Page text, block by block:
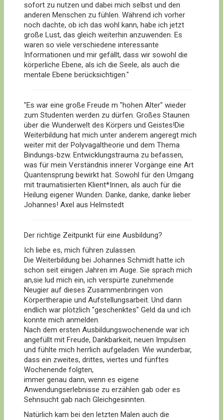
sofort zu nutzen und dabei mich selbst und den
anderen Menschen zu fühlen. Während ich vorher
noch dachte, ob ich das wohl kann, habe ich jetzt
große Lust, das gleich weiterhin anzuwenden. Es
waren so viele verschiedene interessante
Informationen und mir gefällt, dass wir sowohl die
körperliche Ebene, als ich die Seele, als auch die
mentale Ebene berücksichtigen."
"Es war eine große Freude m "hohen Alter" wieder
zum Studenten werden zu dürfen. Großes Staunen
über die Wunderwelt des Körpers und Geistes!Die
Weiterbildung hat mich unter anderem angeregt mich
weiter mit der Polyvagaltheorie und dem Thema
Bindungs-bzw. Entwicklungstrauma zu befassen,
was für mein Verständnis innerer Vorgänge eine Art
Quantensprung bewirkt hat. Sowohl für den Umgang
mit traumatisierten Klient*Innen, als auch für die
Heilung eigener Wunden. Danke, danke, danke lieber
Johannes! Axel aus Helmstedt
Der richtige Zeitpunkt für eine Ausbildung?
Ich liebe es, mich führen zulassen.
Die Weiterbildung bei Johannes Schmidt hatte ich
schon seit einigen Jahren im Auge. Sie sprach mich
an,sie lud mich ein, ich verspürte zunehmende
Neugier auf dieses Zusammenbringen von
Körpertherapie und Aufstellungsarbeit. Und dann
endlich war plötzlich "geschenktes" Geld da und ich
konnte mich anmelden.
Nach dem ersten Ausbildungswochenende war ich
angefüllt mit Freude, Dankbarkeit, neuen Impulsen
und fühlte mich herrlich aufgeladen. Wie wunderbar,
dass ein zweites, drittes, viertes und fünftes
Wochenende folgten,
immer genau dann, wenn es eigene
Anwendungserlebnisse zu erzählen gab oder es
Sehnsucht gab nach Gleichgesinnten.
Natürlich kam bei den letzten Malen auch die